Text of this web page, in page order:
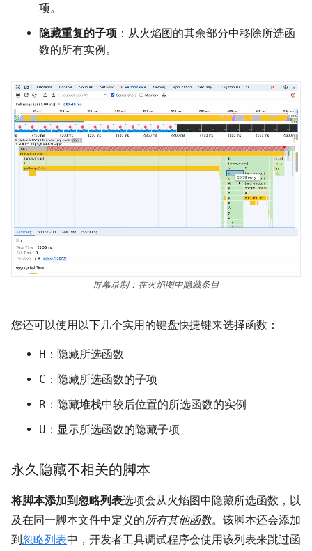
项。
隐藏重复的子项 ：从火焰图的其余部分中移除所选函
数的所有实例。
屏幕录制：在火焰图中隐藏条目
您还可以使用以下几个实用的键盘快捷键来选择函数：
H ：隐藏所选函数
C ：隐藏所选函数的子项
R ：隐藏堆栈中较后位置的所选函数的实例
U ：显示所选函数的隐藏子项
永久隐藏不相关的脚本
将脚本添加到忽略列表选项会从火焰图中隐藏所选函数，以
及在同一脚本文件中定义的所有其他函数。该脚本还会添加
到忽略列表中，开发者工具调试程序会使用该列表来跳过函